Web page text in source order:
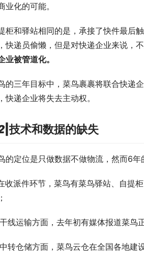
业化的可能。
柜和驿站相同的是，承接了快件最后
快递员偷懒，但是对快递企业来说，
业被管道化。
的三年目标中，菜鸟裹裹将联合快递
快递企业将失去主动权。
|技术和数据的缺失
的定位是只做数据不做物流，然而6年
收派件环节，菜鸟有菜鸟驿站、自提
线运输方面，去年初有媒体报道菜鸟
转仓储方面，菜鸟云仓在全国各地建